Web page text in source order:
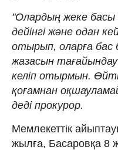
"Олардың жеке басы
дейінгі және одан
отырып, оларға бас
жазасын
келіп отырмын.
қоғамнан
деді прокурор.
Мемлекеттік
жылға, Басаровқа 8